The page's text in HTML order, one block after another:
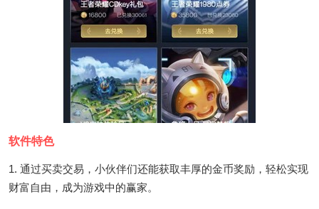
软件特色
1. 通过买卖交易，小伙伴们还能获取丰厚的金币奖励，轻松实现
财富自由，成为游戏中的赢家。